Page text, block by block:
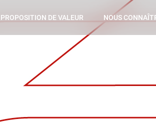
PROPOSITION DE VALEUR NOUS